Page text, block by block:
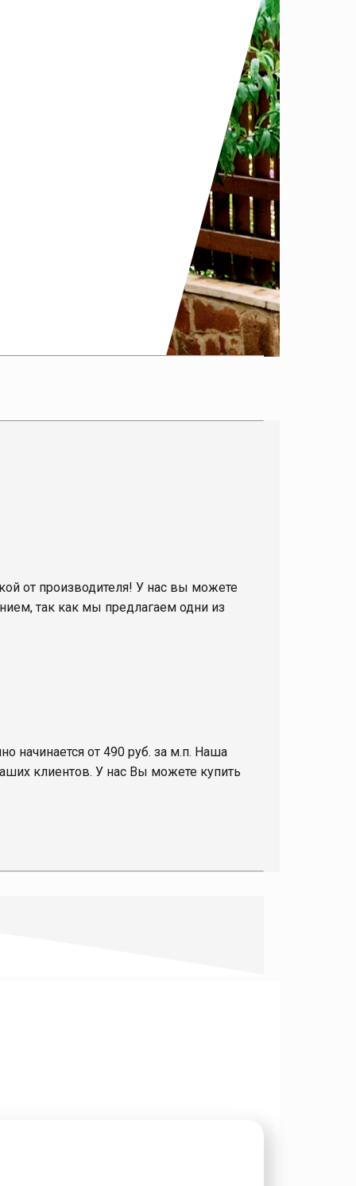
от производителя! У нас вы можете
так как мы предлагаем одни из
начинается от 490 руб. за м.п. Наша
клиентов. У нас Вы можете купить